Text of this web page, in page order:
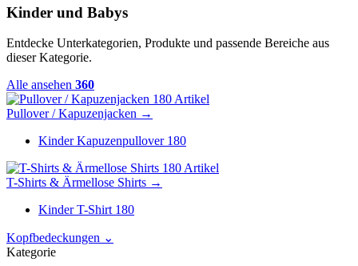
Kinder und Babys
Entdecke Unterkategorien, Produkte und passende Bereiche aus
dieser Kategorie.
Alle ansehen 360
180 Artikel
Pullover / Kapuzenjacken →
Kinder Kapuzenpullover 180
180 Artikel
T-Shirts & Ärmellose Shirts →
Kinder T-Shirt 180
Kopfbedeckungen ⌄
Kategorie